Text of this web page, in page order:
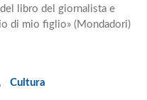
libro del giornalista e
di mio figlio» (Mondadori)
Cultura